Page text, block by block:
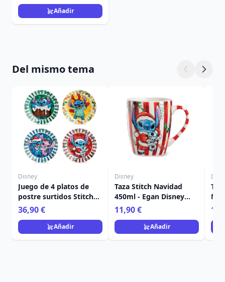
Añadir
Del mismo tema
Disney
Juego de 4 platos de
postre surtidos Stitch
Navidad - Egan Disney
Home
36,90 €
Añadir
Disney
Taza Stitch Navidad
450ml - Egan Disney
Home
11,90 €
Añadir